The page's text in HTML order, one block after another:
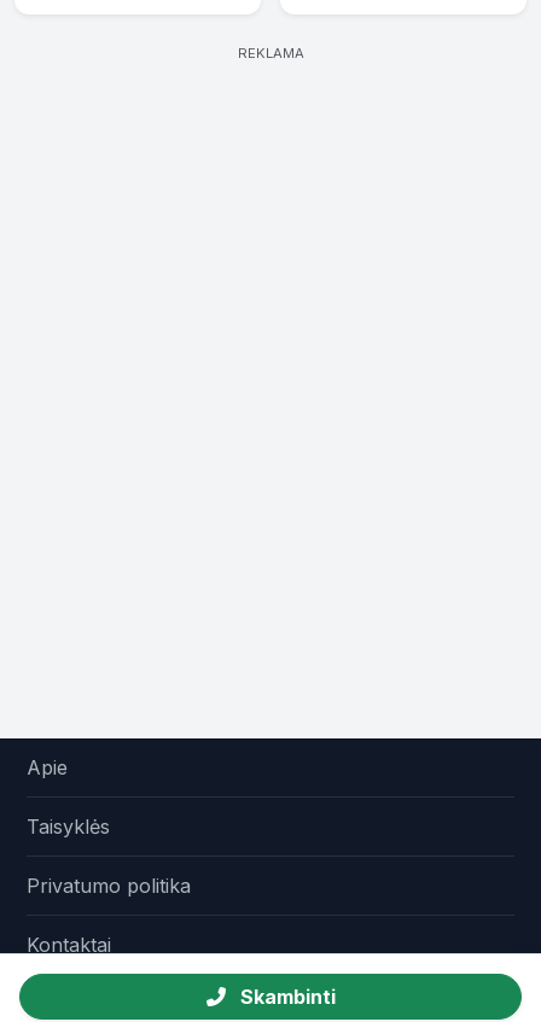
REKLAMA
Skambinti
Apie
Taisyklės
Privatumo politika
Kontaktai
© 2026 Agroskelbimai.lt - Skelbimai žemės ūkiui.